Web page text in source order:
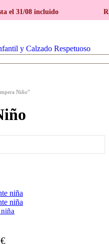
el 31/08 incluido
Niño”
€